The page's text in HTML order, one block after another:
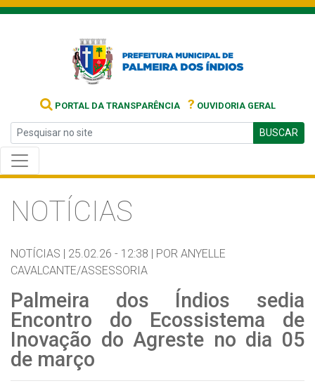
PORTAL DA TRANSPARÊNCIA ? OUVIDORIA GERAL
BUSCAR
NOTÍCIAS
NOTÍCIAS | 25.02.26 - 12:38 | POR ANYELLE
CAVALCANTE/ASSESSORIA
Palmeira dos Índios sedia
Encontro do Ecossistema de
Inovação do Agreste no dia 05
de março